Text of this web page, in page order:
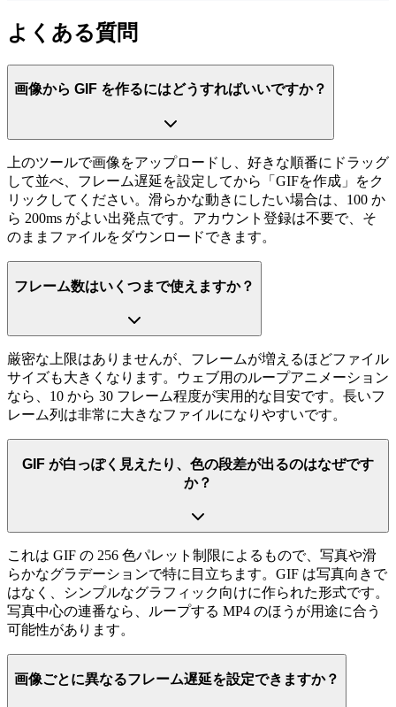
よくある質問
画像から GIF を作るにはどうすればいいですか？
上のツールで画像をアップロードし、好きな順番にドラッグ
して並べ、フレーム遅延を設定してから「GIFを作成」をク
リックしてください。滑らかな動きにしたい場合は、100 か
ら 200ms がよい出発点です。アカウント登録は不要で、そ
のままファイルをダウンロードできます。
フレーム数はいくつまで使えますか？
厳密な上限はありませんが、フレームが増えるほどファイル
サイズも大きくなります。ウェブ用のループアニメーション
なら、10 から 30 フレーム程度が実用的な目安です。長いフ
レーム列は非常に大きなファイルになりやすいです。
GIF が白っぽく見えたり、色の段差が出るのはなぜです
か？
これは GIF の 256 色パレット制限によるもので、写真や滑
らかなグラデーションで特に目立ちます。GIF は写真向きで
はなく、シンプルなグラフィック向けに作られた形式です。
写真中心の連番なら、ループする MP4 のほうが用途に合う
可能性があります。
画像ごとに異なるフレーム遅延を設定できますか？